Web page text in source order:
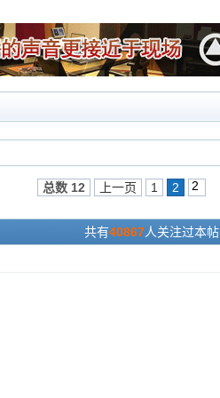
总数 12 上一页 1 2
共有40867人关注过本帖